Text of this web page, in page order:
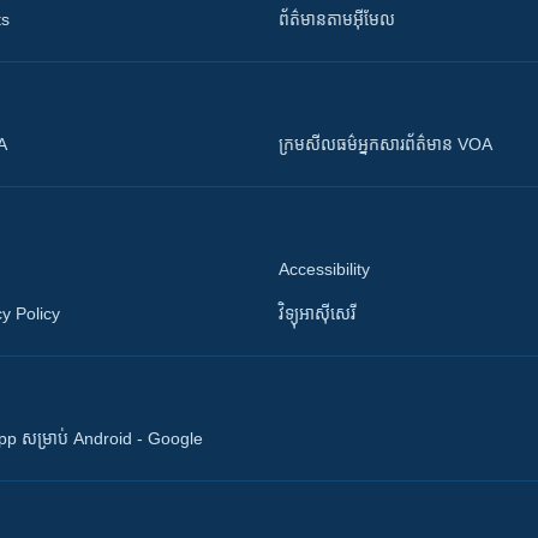
ព័ត៌មាន​តាម​អ៊ីមែល
ក្រម​​​សីលធម៌​​​អ្នក​​​សារព័ត៌មាន VOA
Policy
Accessibility
វិទ្យុ​អាស៊ី​សេរី
សម្រាប់ Android - Google